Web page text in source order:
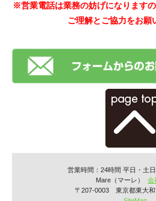
※営業電話は業務の妨げになりますの
ご理解とご協力をお願
営業時間：24時間 平日・土
Mare（マーレ） 会
〒207-0003 東京都東大和